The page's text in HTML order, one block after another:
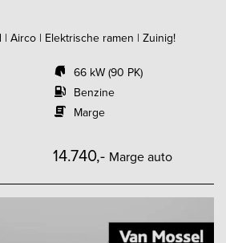
| Airco | Elektrische ramen | Zuinig!
66 kW (90 PK)
Benzine
Marge
14.740,- Marge auto